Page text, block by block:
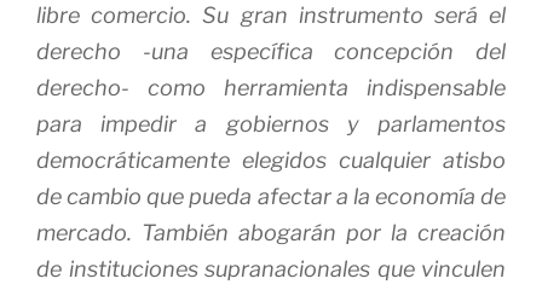
libre comercio. Su gran instrumento será el
derecho -una específica concepción del
derecho- como herramienta indispensable
para impedir a gobiernos y parlamentos
democráticamente elegidos cualquier atisbo
de cambio que pueda afectar a la economía de
mercado. También abogarán por la creación
de instituciones supranacionales que vinculen